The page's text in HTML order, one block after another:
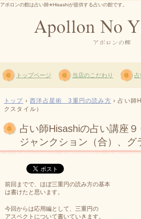
アポロンの館は占い師✭Hisashiが提供する占いの館です。
トップページ 当店のこだわり 占
トップ › 西洋占星術 3重円の読み方 › 占い師
クスタイル）
占い師Hisashiの占い講座
ジャンクション（合）、グ
前回までで、ほぼ三重円の読み方の基本
は書けたと思います。
今回からは応用編として、三重円の
アスペクトについて書いていきます。